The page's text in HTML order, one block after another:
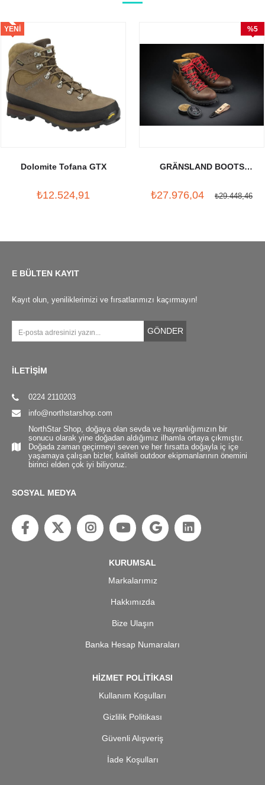
Dolomite Tofana GTX
₺12.524,91
YENI
ÜRÜN
GRÄNSLAND BOOTS
₺27.976,04 ₺29.448,46
%5
İndirim
E BÜLTEN KAYIT
Kayıt olun, yeniliklerimizi ve fırsatlarımızı kaçırmayın!
GÖNDER
İLETİŞİM
0224 2110203
info@northstarshop.com
NorthStar Shop, doğaya olan sevda ve hayranlığımızın bir
sonucu olarak yine doğadan aldığımız ilhamla ortaya çıkmıştır.
Doğada zaman geçirmeyi seven ve her fırsatta doğayla iç içe
yaşamaya çalışan bizler, kaliteli outdoor ekipmanlarının önemini
birinci elden çok iyi biliyoruz.
SOSYAL MEDYA
KURUMSAL
Markalarımız
Hakkımızda
Bize Ulaşın
Banka Hesap Numaraları
HİZMET POLİTİKASI
Kullanım Koşulları
Gizlilik Politikası
Güvenli Alışveriş
İade Koşulları